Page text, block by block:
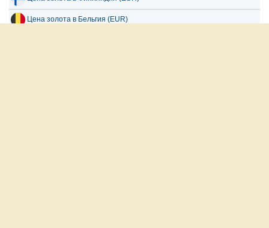
Цена золота в Бельгия (EUR)